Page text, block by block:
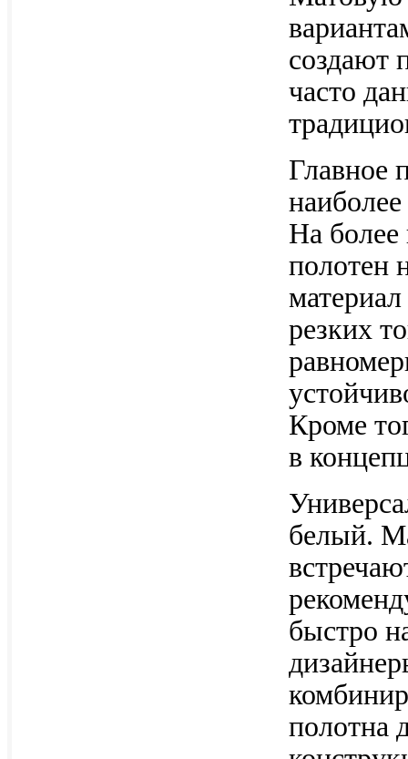
создают
часто
Главное
На более
полотен
резких
Кроме
в
белый.
быстро
полотна